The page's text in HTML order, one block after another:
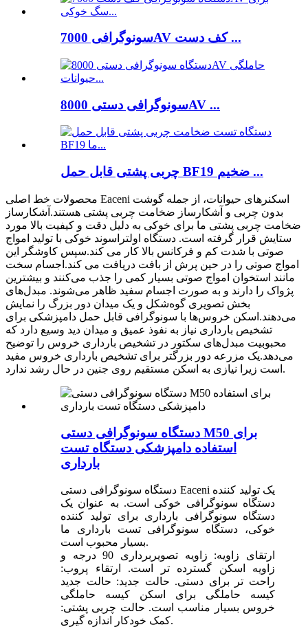
سونوگرافی 7000AV کف دست ...
سونوگرافی دستی 8000AV ...
چربی پشتی قابل حمل BF19 ضخیم ...
محصولات خط اصلی Eaceni اسکنرهای حیوانات، از جمله گوشت
بدون چربی و آشکارساز ضخامت چربی پشتی هستند.آشکارساز
ضخامت چربی پشتی ما برای خوکی به دلیل دقت و کیفیت بالا مورد
ستایش قرار گرفته است. دستگاه اولتراسوند خوکی با تولید امواج
صوتی با شدت کم و فرکانس بالا کار می کند.سپس کاوشگر این
امواج صوتی را در حین پرش از بافت دریافت می کند.اجسام سخت
مانند استخوان امواج صوتی بسیار کمی را جذب می‌کنند و بیشترین
پژواک را دارند و به صورت اجسام سفید ظاهر می‌شوند. مبدل‌های
بخش تصویری گوه‌شکل و یک میدان دور بزرگ را نمایش
می‌دهند.اسکن خروس‌ها با سونوگرافی قابل حمل دامپزشکی برای
تشخیص بارداری نیاز به نفوذ عمیق و میدان دید وسیع دارد که
محبوبیت مبدل‌های سکتور در تشخیص بارداری خروس را توضیح
می‌دهد.یک مزرعه دور بزرگتر برای تشخیص بارداری خروس مفید
است زیرا نیازی به اسکن مستقیم روی جنین در حال رشد ندارد.
دستگاه سونوگرافی دستی M50 برای
استفاده دامپزشکی دستگاه تست
بارداری
دستگاه سونوگرافی دستی Eaceni یک تولید کننده
دستگاه سونوگرافی خوکی است. به عنوان یک
دستگاه سونوگرافی بارداری برای تولید کننده
خوکی، دستگاه سونوگرافی تست بارداری ما
بسیار محبوب است.
ارتقای زاویه: زاویه تصویربرداری 90 درجه و
زاویه اسکن گسترده تر است. ارتقاء پروب:
راحت تر برای دستی. حالت جدید: حالت جدید
کیسه حاملگی برای اسکن کیسه حاملگی
خروس بسیار مناسب است. حالت چربی پشتی:
کمک خودکار اندازه گیری.